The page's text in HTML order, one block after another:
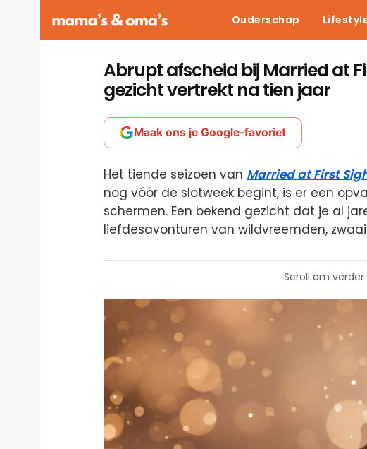
Ouderschap
Abrupt afscheid bij Married at
gezicht vertrekt na tien jaar
Maak ons je Google-favoriet
Het tiende seizoen van Married at First
nog vóór de slotweek begint, is er een
schermen. Een bekend gezicht dat je al
liefdesavonturen van wildvreemden,
Scroll om